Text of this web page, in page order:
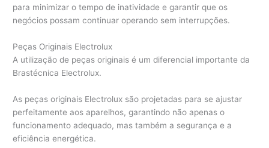
para minimizar o tempo de inatividade e garantir que os
negócios possam continuar operando sem interrupções.
Peças Originais Electrolux
A utilização de peças originais é um diferencial importante da
Brastécnica Electrolux.
As peças originais Electrolux são projetadas para se ajustar
perfeitamente aos aparelhos, garantindo não apenas o
funcionamento adequado, mas também a segurança e a
eficiência energética.